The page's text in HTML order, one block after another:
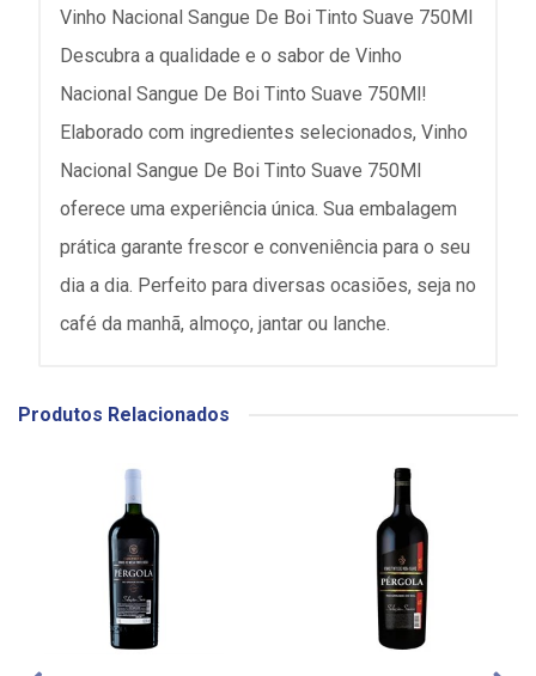
Vinho Nacional Sangue De Boi Tinto Suave 750Ml
Descubra a qualidade e o sabor de Vinho
Nacional Sangue De Boi Tinto Suave 750Ml!
Elaborado com ingredientes selecionados, Vinho
Nacional Sangue De Boi Tinto Suave 750Ml
oferece uma experiência única. Sua embalagem
prática garante frescor e conveniência para o seu
dia a dia. Perfeito para diversas ocasiões, seja no
café da manhã, almoço, jantar ou lanche.
Produtos Relacionados